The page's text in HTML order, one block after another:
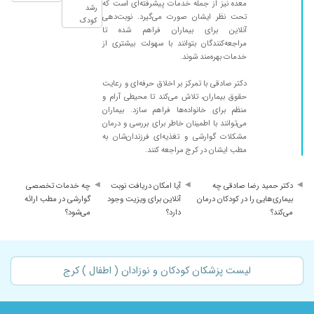
Very good never seen doctor like this before
بسیار عالی
شقاق .درمان ایشان تا الان برام یک روز گذشته
خوب بوده
باسلام دکتر صادقی بسیارحاذق وباسوادهستندواقعا
دمش گرم
پسرم مشکل گوارشی داشت با یک نسخه خوب شد
بسیار ممنونم
عدم رضایت
فعلا هیچ ۱۴۰۳/۱۱/۲۷
تشخیص بسیار دقیق و خوش برخورد ۱۴۰۵/۰۲/۰۸
خس خس سینه و آلرژی ۱۴۰۴/۰۶/۳۱
عالی بود ۱۴۰۳/۰۸/۱۹
دکتر بسیار خوبی هستن ۱۴۰۰/۰۶/۰۳
۱۴۰۴/۰۷/۱۴
معده نیز از جمله خدمات پیشرفته‌ای است که
تحت نظر ایشان صورت می‌گیرد. نوبت‌دهی
آنلاین برای بیماران فراهم شده تا
مراجعه‌کنندگان بتوانند با سهولت بیشتری از
خدمات بهره‌مند شوند.
دکتر صادقی با تمرکز بر اخلاق حرفه‌ای و رعایت
حقوق بیماران، تلاش می‌کند تا محیطی آرام و
منظم برای خانواده‌ها فراهم سازد. بیماران
می‌توانند با اطمینان خاطر برای بررسی و درمان
مشکلات گوارشی و تغذیه‌ای فرزندان‌شان به
مطب ایشان در کرج مراجعه کنند.
رشد
کودک
دکتر حمید رضا صادقی چه
بیماری‌هایی را در کودکان درمان
می‌کند؟
آیا امکان دریافت نوبت
آنلاین برای ویزیت وجود
دارد؟
چه خدمات تخصصی
گوارشی در مطب ارائه
می‌شود؟
لیست پزشکان کودکان و نوزادان ( اطفال ) کرج